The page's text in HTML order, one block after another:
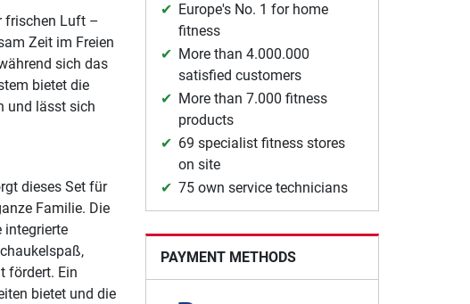
frischen Luft –
Zeit im Freien
sich das
bietet die
und lässt sich
dieses Set für
Familie. Die
integrierte
fördert. Ein
bietet und die
Europe's No. 1 for home
fitness
More than 4.000.000
satisfied customers
More than 7.000 fitness
products
69 specialist fitness stores
on site
75 own service technicians
PAYMENT METHODS